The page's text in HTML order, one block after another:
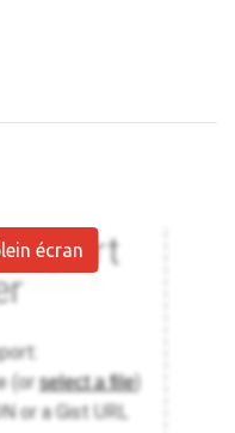
écran